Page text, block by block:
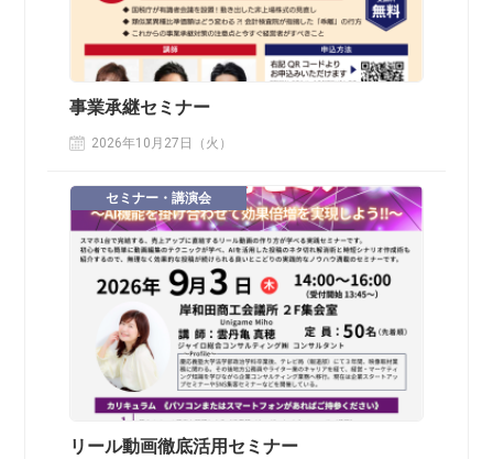
事業承継セミナー
2026年10月27日（火）
セミナー・講演会
リール動画徹底活用セミナー